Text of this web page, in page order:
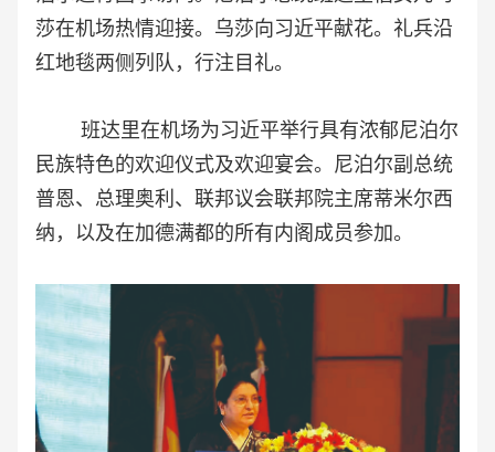
莎在机场热情迎接。乌莎向习近平献花。礼兵沿
红地毯两侧列队，行注目礼。
班达里在机场为习近平举行具有浓郁尼泊尔
民族特色的欢迎仪式及欢迎宴会。尼泊尔副总统
普恩、总理奥利、联邦议会联邦院主席蒂米尔西
纳，以及在加德满都的所有内阁成员参加。